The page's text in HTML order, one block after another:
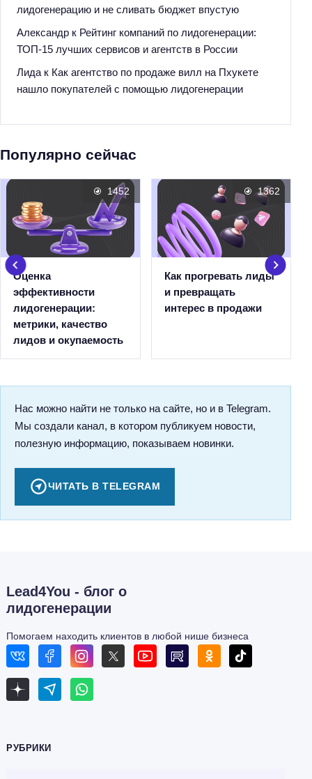
лидогенерацию и не сливать бюджет впустую
Александрк Рейтинг компаний по лидогенерации:
ТОП-15 лучших сервисов и агентств в России
Лидак Как агентство по продаже вилл на Пхукете
нашло покупателей с помощью лидогенерации
Популярно сейчас
Оценка
эффективности
лидогенерации:
метрики, качество
лидов и окупаемость
1452
Как прогревать лиды
и превращать
интерес в продажи
1362
Нас можно найти не только на сайте, но и в Telegram.
Мы создали канал, в котором публикуем новости,
полезную информацию, показываем новинки.
ЧИТАТЬ В TELEGRAM
Lead4You - блог о
лидогенерации
Помогаем находить клиентов в любой нише бизнеса
РУБРИКИ